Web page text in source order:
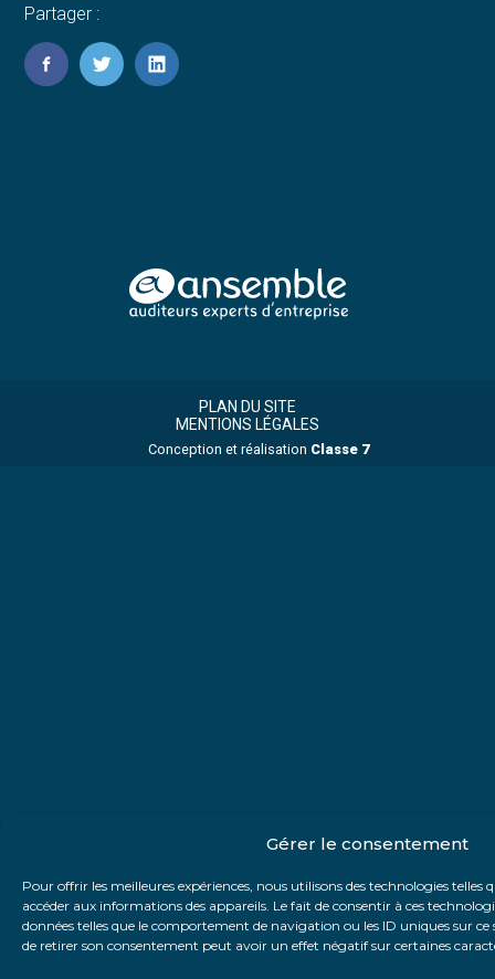
Gérer le consentement
Pour offrir les meilleures expériences, nous utilisons des technologies telles
accéder aux informations des appareils. Le fait de consentir à ces
données telles que le comportement de navigation ou les ID uniques sur ce
de retirer son consentement peut avoir un effet négatif sur certaines
Partager :
FaceBook
TwitterLinkedIn
Principale
PLAN DU SITE
MENTIONS LÉGALES
Conception et réalisation Classe 7